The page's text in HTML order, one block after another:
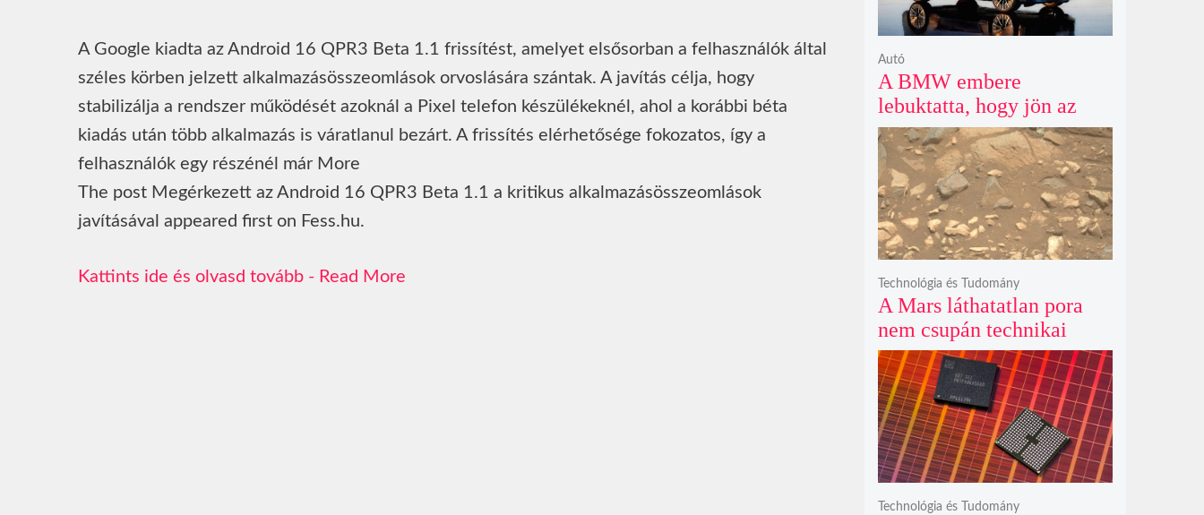
A Google kiadta az Android 16 QPR3 Beta 1.1 frissítést, amelyet elsősorban a felhasználók által
széles körben jelzett alkalmazásösszeomlások orvoslására szántak. A javítás célja, hogy
stabilizálja a rendszer működését azoknál a Pixel telefon készülékeknél, ahol a korábbi béta
kiadás után több alkalmazás is váratlanul bezárt. A frissítés elérhetősége fokozatos, így a
felhasználók egy részénél már More
The post Megérkezett az Android 16 QPR3 Beta 1.1 a kritikus alkalmazásösszeomlások
javításával appeared first on Fess.hu.
Read More
A BMW embere
lebuktatta, hogy jön az
500+ lóerős iX3, az 50
xDrive meg csak
középkategória
Autó
A Mars láthatatlan pora
nem csupán technikai
akadály, hanem súlyos
szilikát- és
perklorátmérgezés
fenyegeti a jövő űrhajósait
Technológia és Tudomány
Technológia és Tudomány